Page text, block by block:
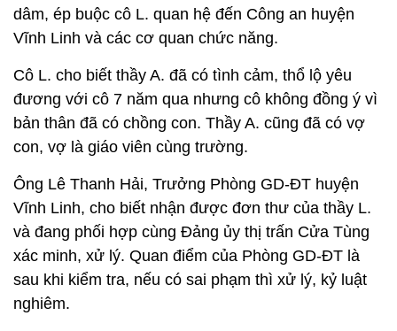
dâm, ép buộc cô L. quan hệ đến Công an huyện
Vĩnh Linh và các cơ quan chức năng.
Cô L. cho biết thầy A. đã có tình cảm, thổ lộ yêu
đương với cô 7 năm qua nhưng cô không đồng ý vì
bản thân đã có chồng con. Thầy A. cũng đã có vợ
con, vợ là giáo viên cùng trường.
Ông Lê Thanh Hải, Trưởng Phòng GD-ĐT huyện
Vĩnh Linh, cho biết nhận được đơn thư của thầy L.
và đang phối hợp cùng Đảng ủy thị trấn Cửa Tùng
xác minh, xử lý. Quan điểm của Phòng GD-ĐT là
sau khi kiểm tra, nếu có sai phạm thì xử lý, kỷ luật
nghiêm.